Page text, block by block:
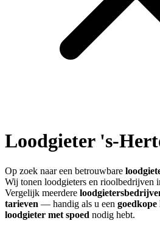
Loodgieter 's-
Op zoek naar een betrouwbare
Wij tonen loodgieters en rioolbedrijven
Vergelijk meerdere
tarieven — handig als u een goedkope
loodgieter met spoed nodig hebt.